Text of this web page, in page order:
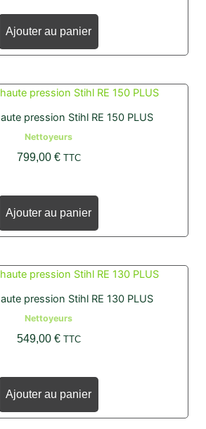
Ajouter au panier
pression Stihl RE 150 PLUS
Nettoyeurs
799,00 € TTC
Ajouter au panier
pression Stihl RE 130 PLUS
Nettoyeurs
549,00 € TTC
Ajouter au panier